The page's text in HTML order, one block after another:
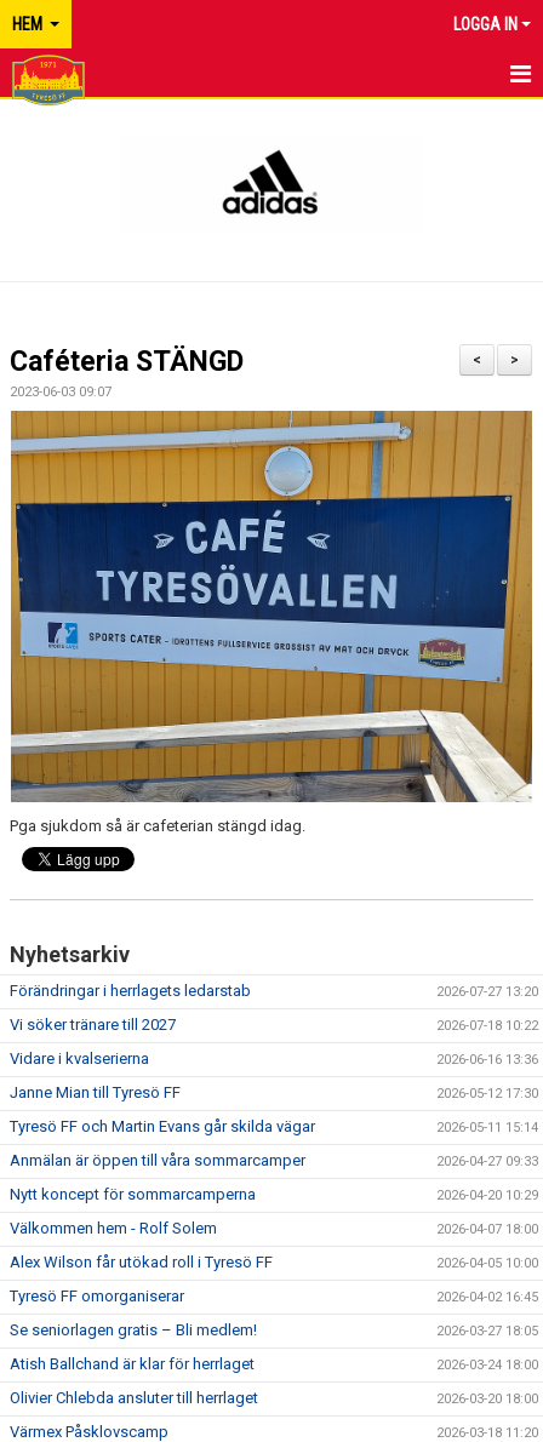
HEM LOGGA IN
>
<
Caféteria STÄNGD
2023-06-03 09:07
Pga sjukdom så är cafeterian stängd idag.
Nyhetsarkiv
Förändringar i herrlagets ledarstab 2026-07-27 13:20
Vi söker tränare till 2027 2026-07-18 10:22
Vidare i kvalserierna 2026-06-16 13:36
Janne Mian till Tyresö FF 2026-05-12 17:30
Tyresö FF och Martin Evans går skilda vägar 2026-05-11 15:14
Anmälan är öppen till våra sommarcamper 2026-04-27 09:33
Nytt koncept för sommarcamperna 2026-04-20 10:29
Välkommen hem - Rolf Solem 2026-04-07 18:00
Alex Wilson får utökad roll i Tyresö FF 2026-04-05 10:00
Tyresö FF omorganiserar 2026-04-02 16:45
Se seniorlagen gratis – Bli medlem! 2026-03-27 18:05
Atish Ballchand är klar för herrlaget 2026-03-24 18:00
Olivier Chlebda ansluter till herrlaget 2026-03-20 18:00
Värmex Påsklovscamp 2026-03-18 11:20